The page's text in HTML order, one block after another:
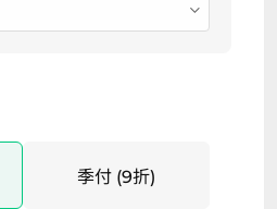
季付 (9折)